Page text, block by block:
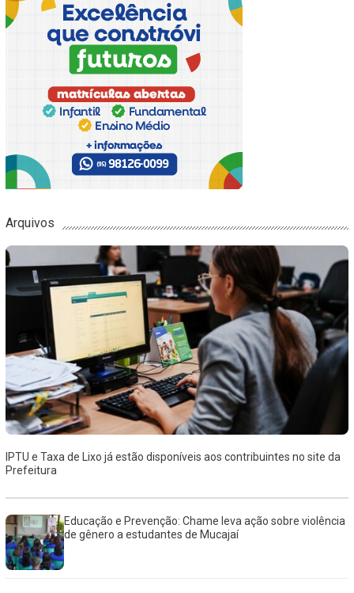
Arquivos
IPTU e Taxa de Lixo já estão disponíveis aos contribuintes no site da
Prefeitura
Educação e Prevenção: Chame leva ação sobre violência
de gênero a estudantes de Mucajaí